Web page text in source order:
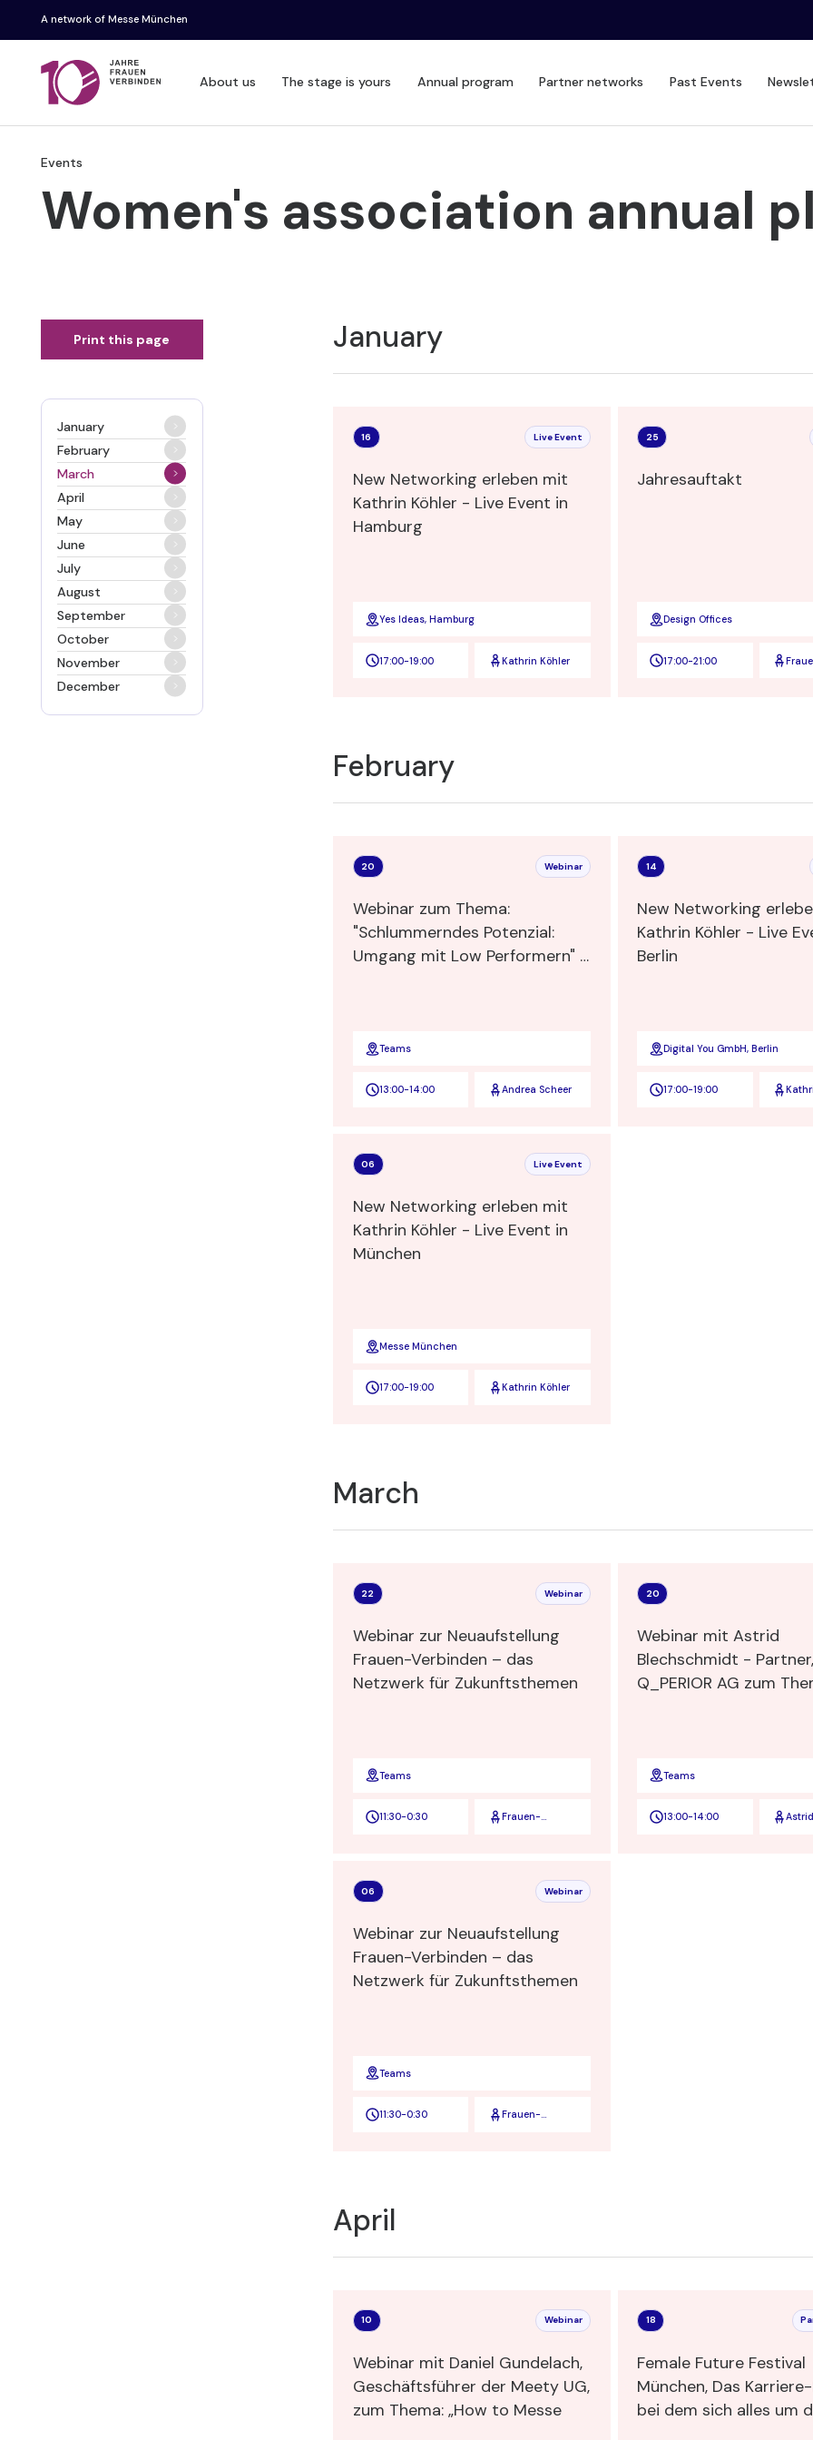
A network of Messe München
About us The stage is yours Annual program Partner networks Past Events
Events
Women's association annual
Print this page
January
February
March
April
May
June
July
August
September
October
November
December
January
16 Live Event
New Networking erleben mit
Kathrin Köhler - Live Event in
Hamburg
Yes Ideas, Hamburg
17:00-19:00 Kathrin Köhler
25
Jahresauftakt
Design Offices
17:00-21:00
February
20 Webinar
Webinar zum Thema:
"Schlummerndes Potenzial:
Umgang mit Low Performern" -
Teams
13:00-14:00 Andrea Scheer
14
New Networking
Kathrin Köhler - Live
Berlin
Digital You GmbH, Berlin
17:00-19:00
06 Live Event
New Networking erleben mit
Kathrin Köhler - Live Event in
München
Messe München
17:00-19:00 Kathrin Köhler
March
22 Webinar
Webinar zur Neuaufstellung
Frauen-Verbinden – das
Netzwerk für Zukunftsthemen
Teams
11:30-0:30
Frauen-
20
Webinar mit Astrid
Blechschmidt - Partner,
Q_PERIOR AG zum Thema:
Wer nicht wagt, der
Teams
13:00-14:00
Astrid
06 Webinar
Webinar zur Neuaufstellung
Frauen-Verbinden – das
Netzwerk für Zukunftsthemen
Teams
11:30-0:30
Frauen-
April
10 Webinar
Webinar mit Daniel Gundelach,
Geschäftsführer der Meety UG,
zum Thema: „How to Messe
18
Female Future Festival
München, Das
bei dem sich alles um die